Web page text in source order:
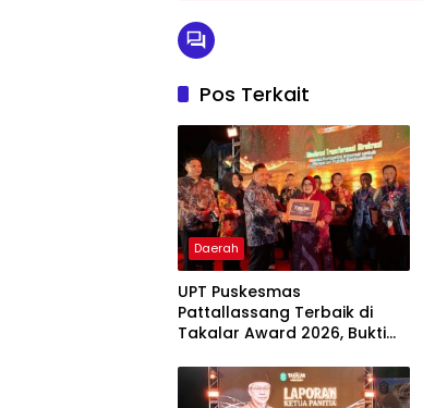
Pos Terkait
Daerah
UPT Puskesmas
Pattallassang Terbaik di
Takalar Award 2026, Bukti
Pelayanan Kesehatan
Berkualitas